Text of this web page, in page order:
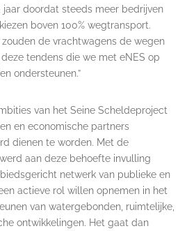
doordat steeds meer bedrijven
boven 100% wegtransport.
de vrachtwagens de wegen
tendens die we met eNES op
ondersteunen.”
van het Seine Scheldeproject
en economische partners
dienen te worden. Met de
aan deze behoefte invulling
netwerk van publieke en
actieve rol willen opnemen in het
van watergebonden, ruimtelijke,
ontwikkelingen. Het gaat dan